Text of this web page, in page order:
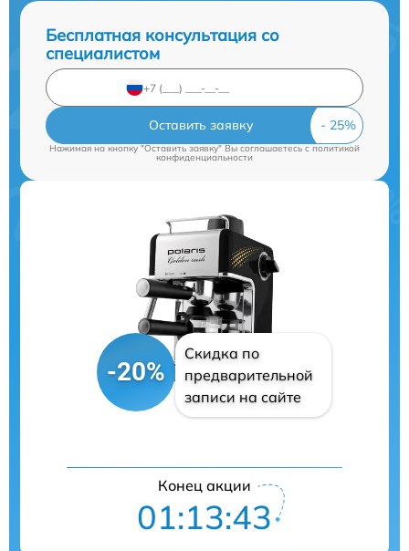
Бесплатная консультация со
специалистом
Оставить заявку
Нажимая на кнопку "Оставить заявку" Вы соглашаетесь cполитикой
конфиденциальности
-20%
Скидка по
предварительной
записи на сайте
Конец акции
01:13:43